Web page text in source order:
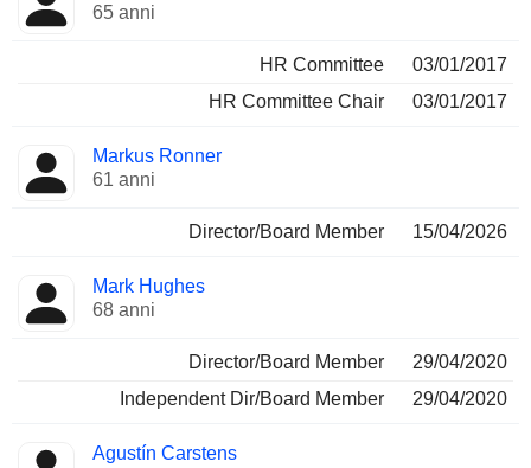
65 anni
HR Committee
03/01/2017
HR Committee Chair
03/01/2017
Markus Ronner
61 anni
Director/Board Member 15/04/2026
Mark Hughes
68 anni
Director/Board Member
29/04/2020
Independent Dir/Board Member
29/04/2020
Agustín Carstens